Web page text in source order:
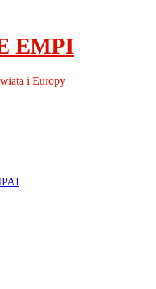
EMPI
i Europy